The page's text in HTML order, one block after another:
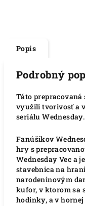
Popis
Podrobný
Táto
využili tvorivosť a
seriálu Wednesday.
Fanúšikov
hry s
Wednesday Vec a
stavebnica na
narodeninovým
kufor, v ktorom sa
hodinky, a v